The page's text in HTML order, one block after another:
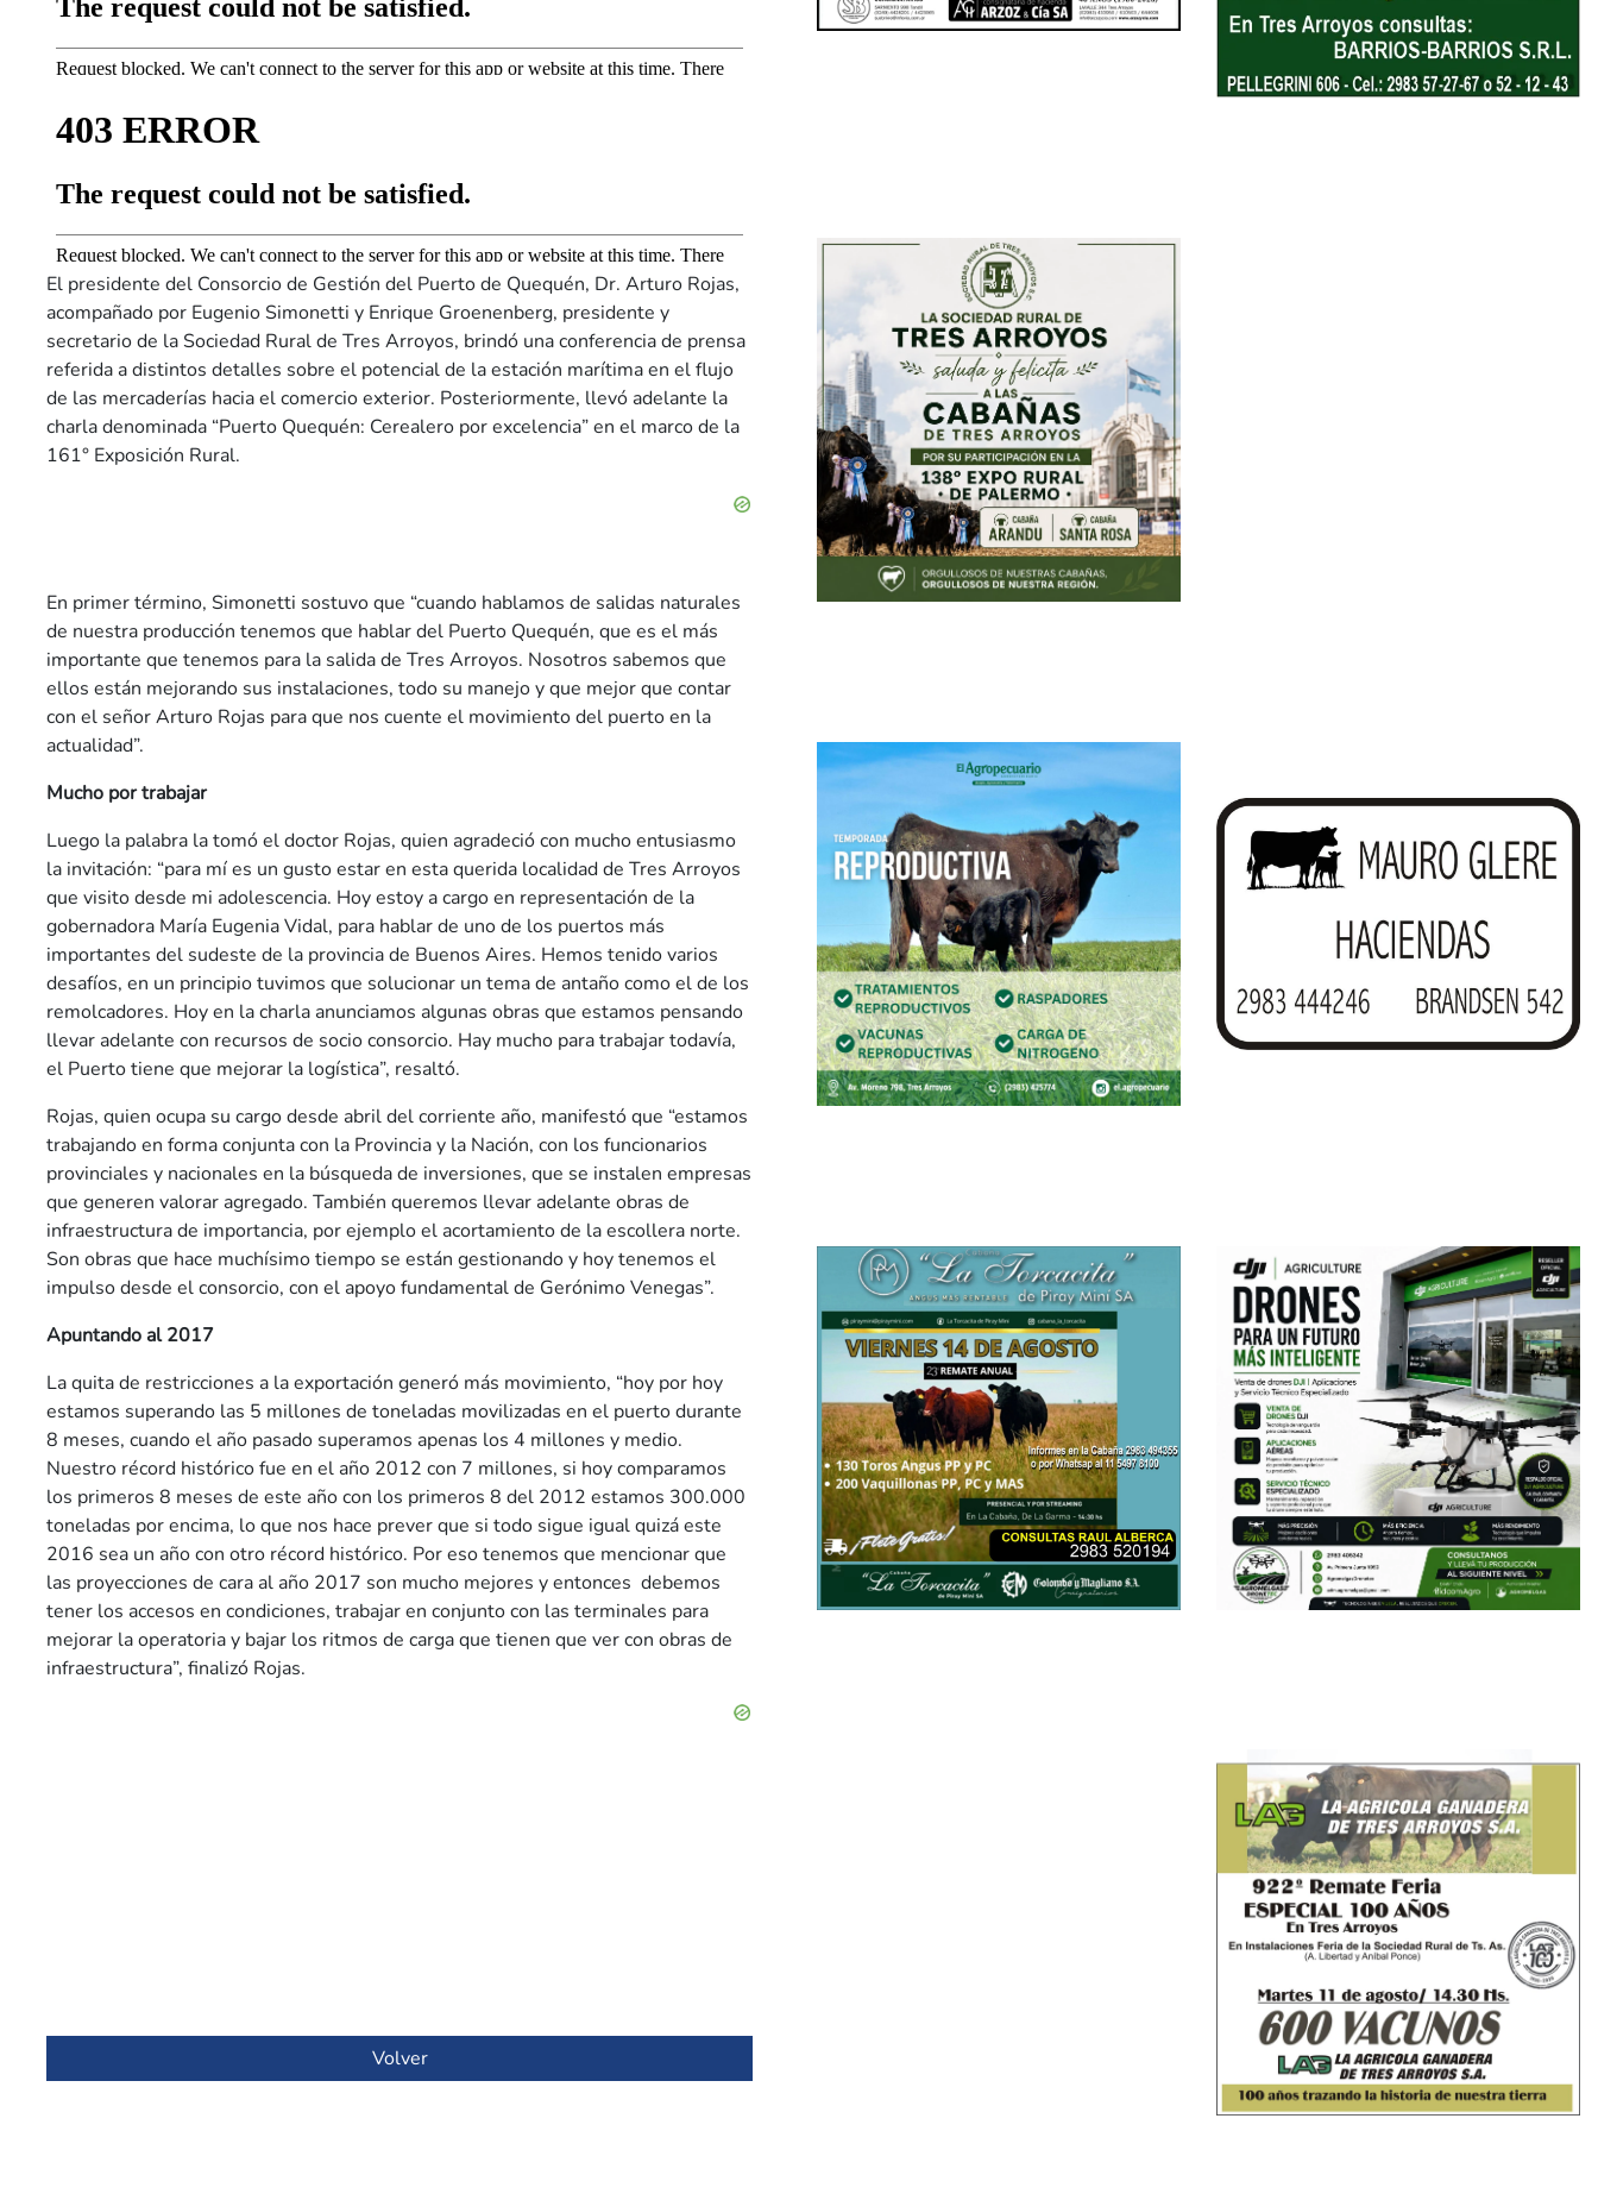
El presidente del Consorcio de Gestión del Puerto de Quequén, Dr. Arturo Rojas,
acompañado por Eugenio Simonetti y Enrique Groenenberg, presidente y
secretario de la Sociedad Rural de Tres Arroyos, brindó una conferencia de prensa
referida a distintos detalles sobre el potencial de la estación marítima en el flujo
de las mercaderías hacia el comercio exterior. Posteriormente, llevó adelante la
charla denominada “Puerto Quequén: Cerealero por excelencia” en el marco de la
161° Exposición Rural.
En primer término, Simonetti sostuvo que “cuando hablamos de salidas naturales
de nuestra producción tenemos que hablar del Puerto Quequén, que es el más
importante que tenemos para la salida de Tres Arroyos. Nosotros sabemos que
ellos están mejorando sus instalaciones, todo su manejo y que mejor que contar
con el señor Arturo Rojas para que nos cuente el movimiento del puerto en la
actualidad”.
Mucho por trabajar
Luego la palabra la tomó el doctor Rojas, quien agradeció con mucho entusiasmo
la invitación: “para mí es un gusto estar en esta querida localidad de Tres Arroyos
que visito desde mi adolescencia. Hoy estoy a cargo en representación de la
gobernadora María Eugenia Vidal, para hablar de uno de los puertos más
importantes del sudeste de la provincia de Buenos Aires. Hemos tenido varios
desafíos, en un principio tuvimos que solucionar un tema de antaño como el de los
remolcadores. Hoy en la charla anunciamos algunas obras que estamos pensando
llevar adelante con recursos de socio consorcio. Hay mucho para trabajar todavía,
el Puerto tiene que mejorar la logística”, resaltó.
Rojas, quien ocupa su cargo desde abril del corriente año, manifestó que “estamos
trabajando en forma conjunta con la Provincia y la Nación, con los funcionarios
provinciales y nacionales en la búsqueda de inversiones, que se instalen empresas
que generen valorar agregado. También queremos llevar adelante obras de
infraestructura de importancia, por ejemplo el acortamiento de la escollera norte.
Son obras que hace muchísimo tiempo se están gestionando y hoy tenemos el
impulso desde el consorcio, con el apoyo fundamental de Gerónimo Venegas”.
Apuntando al 2017
La quita de restricciones a la exportación generó más movimiento, “hoy por hoy
estamos superando las 5 millones de toneladas movilizadas en el puerto durante
8 meses, cuando el año pasado superamos apenas los 4 millones y medio.
Nuestro récord histórico fue en el año 2012 con 7 millones, si hoy comparamos
los primeros 8 meses de este año con los primeros 8 del 2012 estamos 300.000
toneladas por encima, lo que nos hace prever que si todo sigue igual quizá este
2016 sea un año con otro récord histórico. Por eso tenemos que mencionar que
las proyecciones de cara al año 2017 son mucho mejores y entonces debemos
tener los accesos en condiciones, trabajar en conjunto con las terminales para
mejorar la operatoria y bajar los ritmos de carga que tienen que ver con obras de
infraestructura”, finalizó Rojas.
Volver